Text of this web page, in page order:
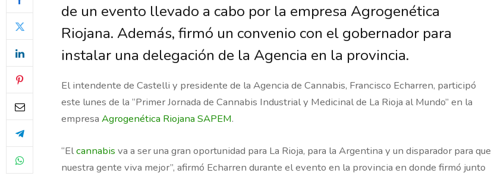
de un evento llevado a cabo por la empresa Agrogenética
Riojana. Además, firmó un convenio con el gobernador para
instalar una delegación de la Agencia en la provincia.
El intendente de Castelli y presidente de la Agencia de Cannabis, Francisco Echarren, participó
este lunes de la “Primer Jornada de Cannabis Industrial y Medicinal de La Rioja al Mundo” en la
empresa Agrogenética Riojana SAPEM.
“Elcannabis va a ser una gran oportunidad para La Rioja, para la Argentina y un disparador para que
nuestra gente viva mejor”, afirmó Echarren durante el evento en la provincia en donde firmó junto